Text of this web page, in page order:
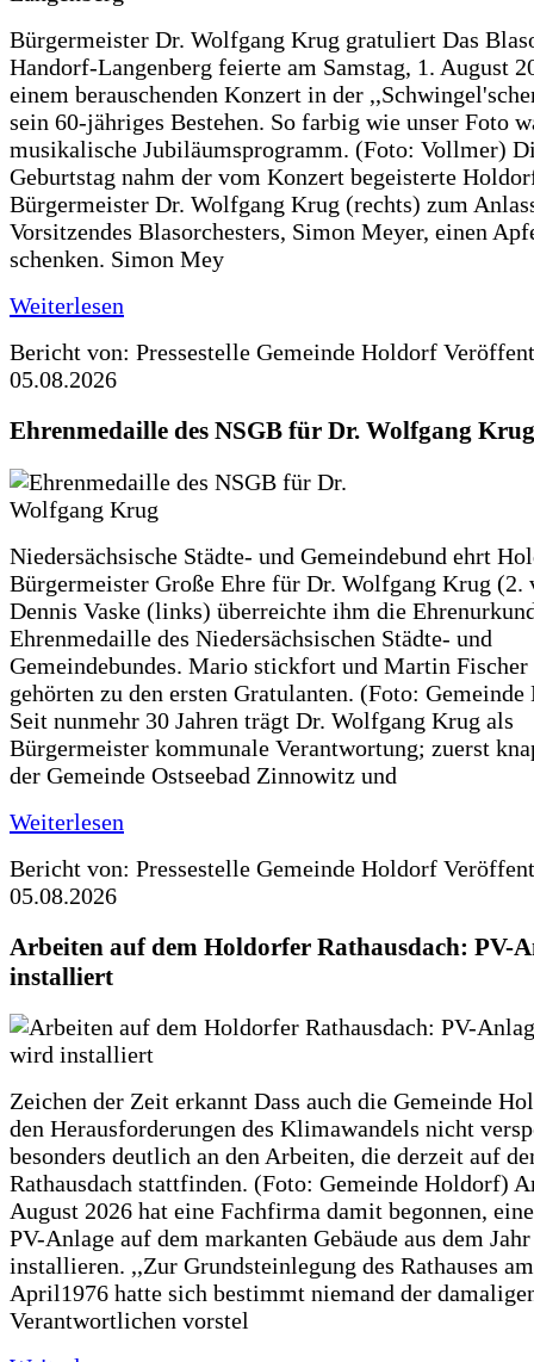
Bürgermeister Dr. Wolfgang Krug gratuliert Das
Handorf-Langenberg feierte am Samstag, 1. August
einem berauschenden Konzert in der
sein 60-jähriges Bestehen. So farbig wie unser Foto
musikalische Jubiläumsprogramm. (Foto: Vollmer)
Geburtstag nahm der vom Konzert begeisterte
Bürgermeister Dr. Wolfgang Krug (rechts) zum
Vorsitzendes Blasorchesters, Simon Meyer, einen
schenken. Simon Mey
Weiterlesen
Bericht von: Pressestelle Gemeinde Holdorf
05.08.2026
Ehrenmedaille des NSGB für Dr. Wolfgang Krug
Niedersächsische Städte- und Gemeindebund ehrt
Bürgermeister Große Ehre für Dr. Wolfgang Krug (2.
Dennis Vaske (links) überreichte ihm die
Ehrenmedaille des Niedersächsischen Städte- und
Gemeindebundes. Mario stickfort und Martin Fischer
gehörten zu den ersten Gratulanten. (Foto:
Seit nunmehr 30 Jahren trägt Dr. Wolfgang Krug als
Bürgermeister kommunale Verantwortung; zuerst
der Gemeinde Ostseebad Zinnowitz und
Weiterlesen
Bericht von: Pressestelle Gemeinde Holdorf
05.08.2026
Arbeiten auf dem Holdorfer Rathausdach: PV-
installiert
Zeichen der Zeit erkannt Dass auch die Gemeinde
den Herausforderungen des Klimawandels nicht
besonders deutlich an den Arbeiten, die derzeit auf
Rathausdach stattfinden. (Foto: Gemeinde Holdorf)
August 2026 hat eine Fachfirma damit begonnen,
PV-Anlage auf dem markanten Gebäude aus dem
installieren. ,,Zur Grundsteinlegung des Rathauses
April1976 hatte sich bestimmt niemand der
Verantwortlichen vorstel